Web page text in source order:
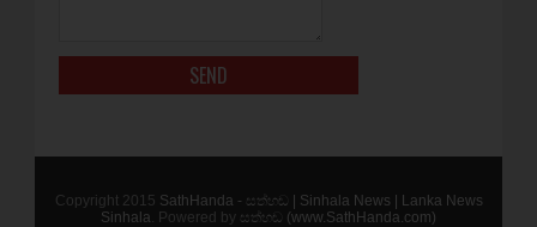
Copyright 2015 SathHanda - සත්හඬ | Sinhala News | Lanka News
Sinhala. Powered by සත්හඬ (www.SathHanda.com)